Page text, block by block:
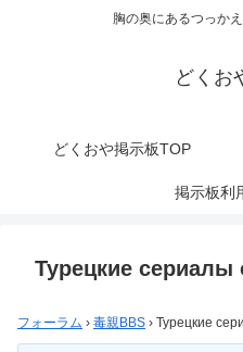
胸の奥にあるつっか
どくお
どくおや掲示板TOP
掲示板利
Турецкие сериалы
フォーラム › 毒親BBS › Турецкие